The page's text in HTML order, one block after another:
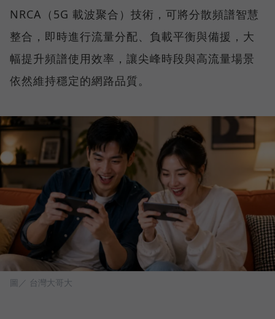
NRCA（5G 載波聚合）技術，可將分散頻譜智慧
整合，即時進行流量分配、負載平衡與備援，大
幅提升頻譜使用效率，讓尖峰時段與高流量場景
依然維持穩定的網路品質。
圖／ 台灣大哥大